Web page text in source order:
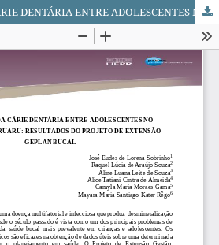
PREVALÊNCIA DA CÁRIE DENTÁRIA ENTRE ADOLESCENTES NO MUNICÍPIO DE CARUARU: RESULTADOS DO PROJETO DE EXTENSÃO GEPLAN BUCAL